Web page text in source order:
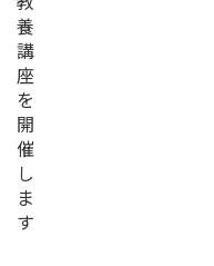
養
講
座
を
開
催
し
ま
す